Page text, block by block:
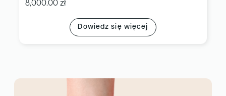
8,000.00 zł
Dowiedz się więcej